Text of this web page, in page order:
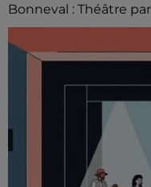
Bonneval : Théâtre